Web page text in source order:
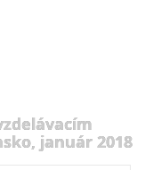
január 2018